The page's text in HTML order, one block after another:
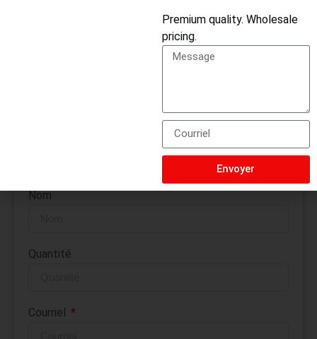
Nom
Quantité
Courriel
Premium quality. Wholesale
pricing.
Envoyer